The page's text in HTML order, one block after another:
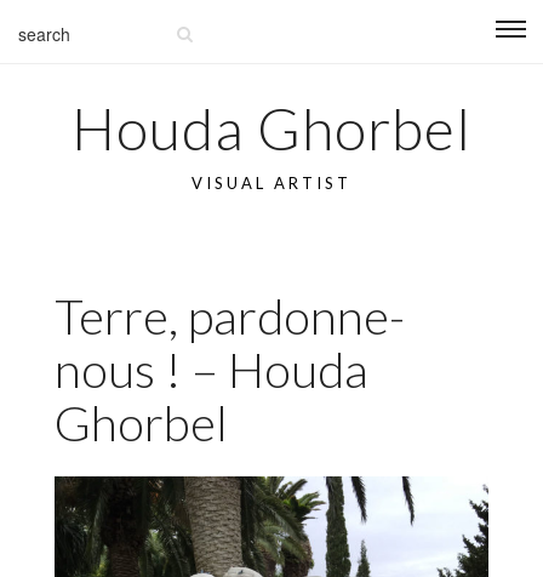
Houda Ghorbel
VISUAL ARTIST
Terre, pardonne-
nous ! – Houda
Ghorbel